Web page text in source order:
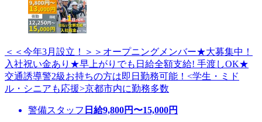
＜＜今年3月設立！＞＞オープニングメンバー★大募集中！
入社祝い金あり★早上がりでも日給全額支給! 手渡しOK★
交通誘導警2級お持ちの方は即日勤務可能！<学生・ミド
ル・シニアも応援>京都市内に勤務多数
警備スタッフ 日給9,800円〜15,000円